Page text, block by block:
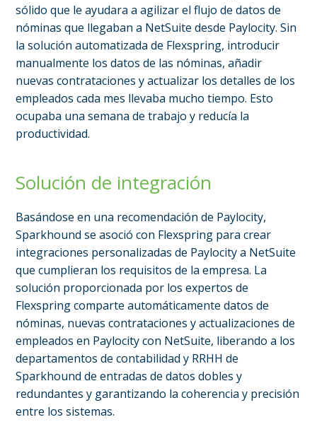
sólido que le ayudara a agilizar el flujo de datos de
nóminas que llegaban a NetSuite desde Paylocity. Sin
la solución automatizada de Flexspring, introducir
manualmente los datos de las nóminas, añadir
nuevas contrataciones y actualizar los detalles de los
empleados cada mes llevaba mucho tiempo. Esto
ocupaba una semana de trabajo y reducía la
productividad.
Solución de integración
Basándose en una recomendación de Paylocity,
Sparkhound se asoció con Flexspring para crear
integraciones personalizadas de Paylocity a NetSuite
que cumplieran los requisitos de la empresa. La
solución proporcionada por los expertos de
Flexspring comparte automáticamente datos de
nóminas, nuevas contrataciones y actualizaciones de
empleados en Paylocity con NetSuite, liberando a los
departamentos de contabilidad y RRHH de
Sparkhound de entradas de datos dobles y
redundantes y garantizando la coherencia y precisión
entre los sistemas.